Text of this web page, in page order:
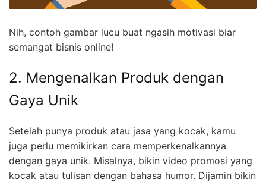
Nih, contoh gambar lucu buat ngasih motivasi biar
semangat bisnis online!
2. Mengenalkan Produk dengan
Gaya Unik
Setelah punya produk atau jasa yang kocak, kamu
juga perlu memikirkan cara memperkenalkannya
dengan gaya unik. Misalnya, bikin video promosi yang
kocak atau tulisan dengan bahasa humor. Dijamin bikin